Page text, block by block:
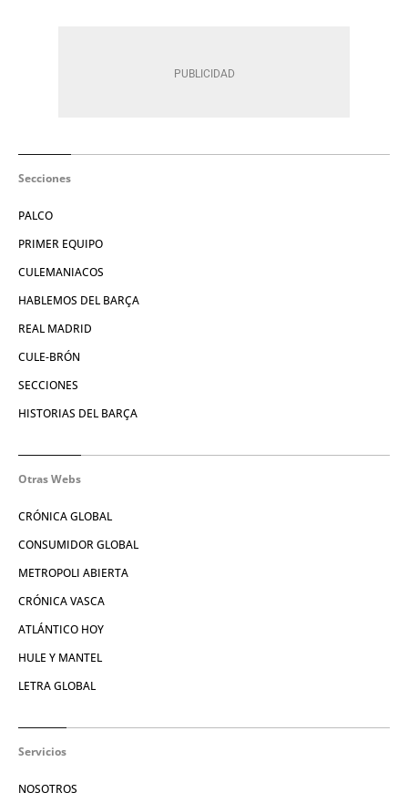
Secciones
PALCO
PRIMER EQUIPO
CULEMANIACOS
HABLEMOS DEL BARÇA
REAL MADRID
CULE-BRÓN
SECCIONES
HISTORIAS DEL BARÇA
Otras Webs
CRÓNICA GLOBAL
CONSUMIDOR GLOBAL
METROPOLI ABIERTA
CRÓNICA VASCA
ATLÁNTICO HOY
HULE Y MANTEL
LETRA GLOBAL
Servicios
NOSOTROS